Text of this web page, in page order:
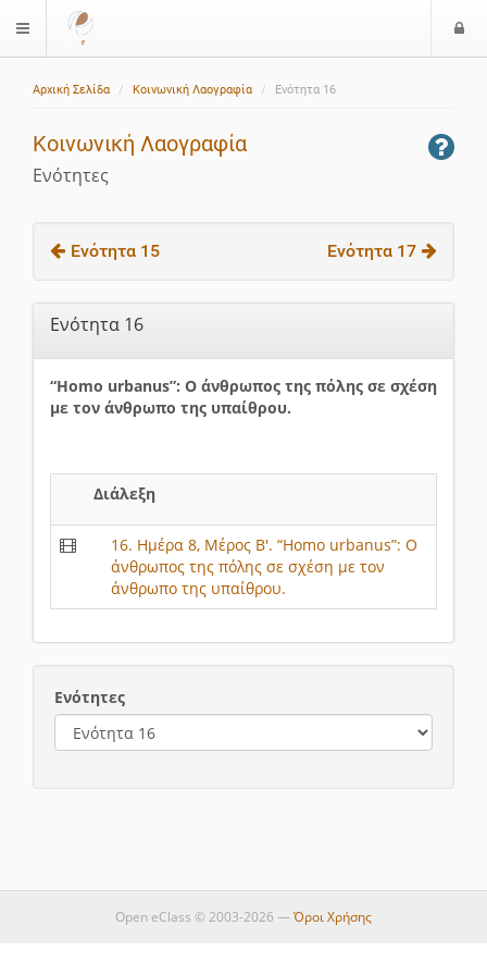
$langMenu
Αρχική Σελίδα Κοινωνική Λαογραφία Ενότητα 16
Κοινωνική Λαογραφία
Ενότητες
Ενότητα 15 Ενότητα 17
Ενότητα 16
“Homo urbanus”: Ο άνθρωπος της πόλης σε σχέση
με τον άνθρωπο της υπαίθρου.
Διάλεξη
16. Ημέρα 8, Μέρος Β'. “Homo urbanus”: Ο
άνθρωπος της πόλης σε σχέση με τον
άνθρωπο της υπαίθρου.
Ενότητες
Open eClass © 2003-2026 —Όροι Χρήσης